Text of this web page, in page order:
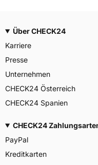
Über CHECK24
Karriere
Presse
Unternehmen
CHECK24 Österreich
CHECK24 Spanien
CHECK24
PayPal
Kreditkarten